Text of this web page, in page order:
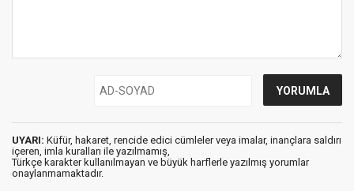
UYARI: Küfür, hakaret, rencide edici cümleler veya imalar, inançlara saldırı
içeren, imla kuralları ile yazılmamış,
Türkçe karakter kullanılmayan ve büyük harflerle yazılmış yorumlar
onaylanmamaktadır.